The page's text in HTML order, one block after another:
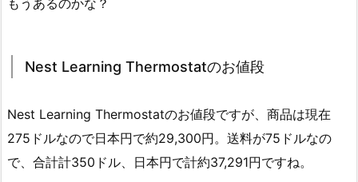
もうあるのかな？
Nest Learning Thermostatのお値段
Nest Learning Thermostatのお値段ですが、商品は現在
275ドルなので日本円で約29,300円。送料が75ドルなの
で、合計計350ドル、日本円で計約37,291円ですね。